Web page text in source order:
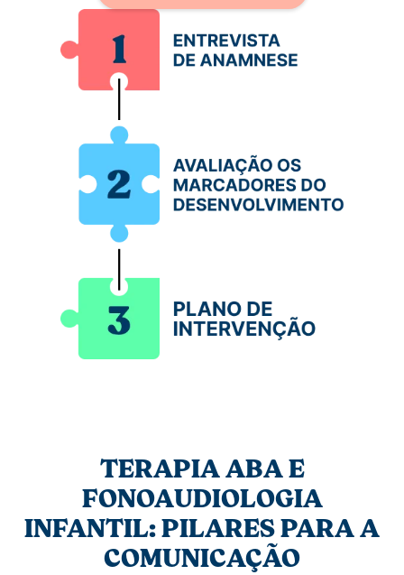
TERAPIA ABA E
FONOAUDIOLOGIA
INFANTIL: PILARES PARA A
COMUNICAÇÃO